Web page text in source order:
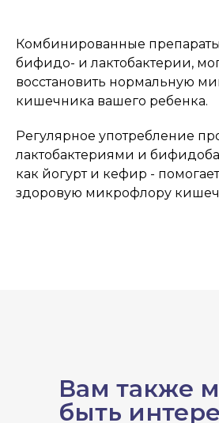
Комбинированные
бифидо- и лактобактерии,
восстановить нормальную
кишечника вашего ребенка.
Регулярное употребление
лактобактериями и
как йогурт и кефир -
здоровую микрофлору
Вам также
быть